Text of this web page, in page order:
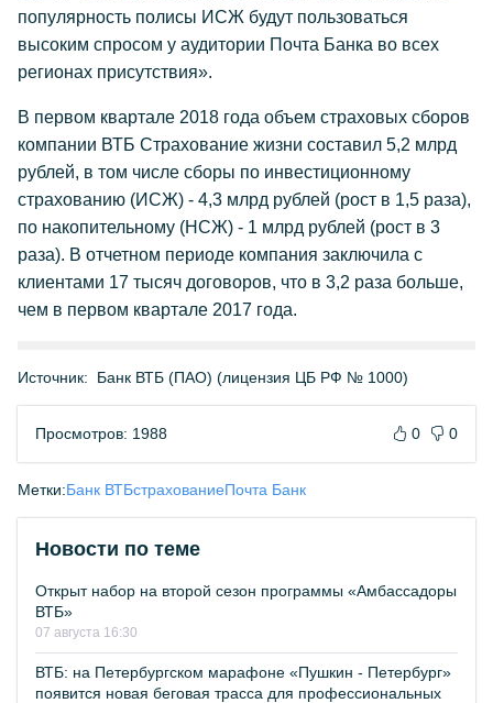
популярность полисы ИСЖ будут пользоваться
высоким спросом у аудитории Почта Банка во всех
регионах присутствия».
В первом квартале 2018 года объем страховых сборов
компании ВТБ Страхование жизни составил 5,2 млрд
рублей, в том числе сборы по инвестиционному
страхованию (ИСЖ) - 4,3 млрд рублей (рост в 1,5 раза),
по накопительному (НСЖ) - 1 млрд рублей (рост в 3
раза). В отчетном периоде компания заключила с
клиентами 17 тысяч договоров, что в 3,2 раза больше,
чем в первом квартале 2017 года.
Источник: Банк ВТБ (ПАО) (лицензия ЦБ РФ № 1000)
Просмотров: 1988 0 0
Метки:Банк ВТБстрахованиеПочта Банк
Новости по теме
Открыт набор на второй сезон программы «Амбассадоры
ВТБ»
07 августа 16:30
ВТБ: на Петербургском марафоне «Пушкин - Петербург»
появится новая беговая трасса для профессиональных